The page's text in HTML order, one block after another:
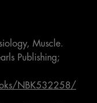
Muscle.
Publishing;
NBK532258/